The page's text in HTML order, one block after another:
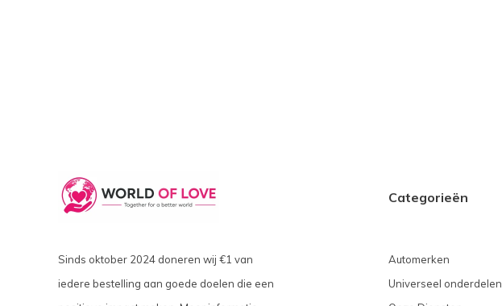
Sinds oktober 2024 doneren wij €1 van
iedere bestelling aan goede doelen die een
Categorieën
Automerken
Universeel onderdelen